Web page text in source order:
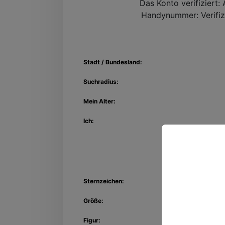
Das Konto verifiziert:
Handynummer:
Stadt / Bundesland:
Suchradius:
Mein Alter:
Ich:
Sternzeichen:
Größe:
Figur: